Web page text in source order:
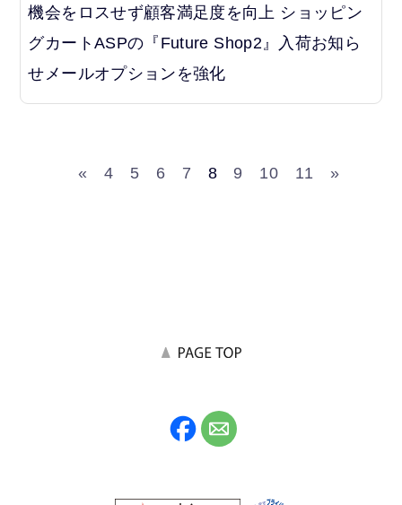
機会をロスせず顧客満足度を向上 ショッピン
グカートASPの『Future Shop2』入荷お知ら
せメールオプションを強化
« 4 5 6 7 8 9 10 11 »